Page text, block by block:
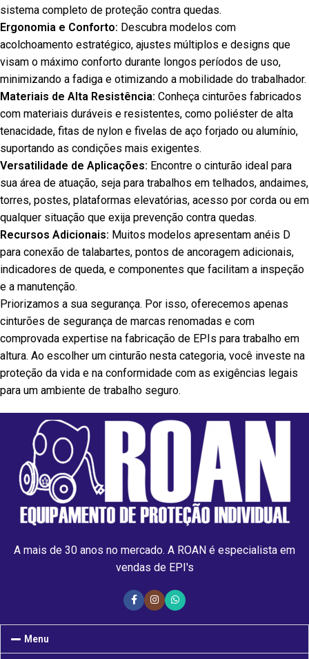
sistema completo de proteção contra quedas.
Ergonomia e Conforto: Descubra modelos com
acolchoamento estratégico, ajustes múltiplos e designs que
visam o máximo conforto durante longos períodos de uso,
minimizando a fadiga e otimizando a mobilidade do trabalhador.
Materiais de Alta Resistência: Conheça cinturões fabricados
com materiais duráveis e resistentes, como poliéster de alta
tenacidade, fitas de nylon e fivelas de aço forjado ou alumínio,
suportando as condições mais exigentes.
Versatilidade de Aplicações: Encontre o cinturão ideal para
sua área de atuação, seja para trabalhos em telhados, andaimes,
torres, postes, plataformas elevatórias, acesso por corda ou em
qualquer situação que exija prevenção contra quedas.
Recursos Adicionais: Muitos modelos apresentam anéis D
para conexão de talabartes, pontos de ancoragem adicionais,
indicadores de queda, e componentes que facilitam a inspeção
e a manutenção.
Priorizamos a sua segurança. Por isso, oferecemos apenas
cinturões de segurança de marcas renomadas e com
comprovada expertise na fabricação de EPIs para trabalho em
altura. Ao escolher um cinturão nesta categoria, você investe na
proteção da vida e na conformidade com as exigências legais
para um ambiente de trabalho seguro.
A mais de 30 anos no mercado. A ROAN é especialista em
vendas de EPI's
Menu